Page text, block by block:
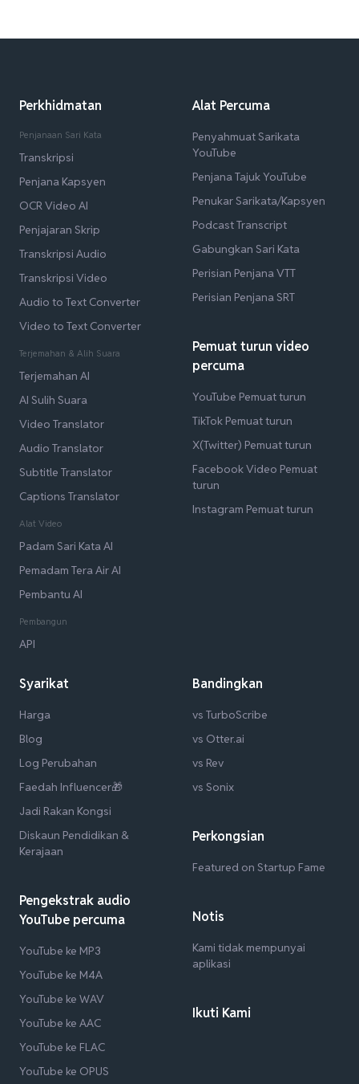
Perkhidmatan
Penjanaan Sari Kata
Transkripsi
Penjana Kapsyen
OCR Video AI
Penjajaran Skrip
Transkripsi Audio
Transkripsi Video
Audio to Text Converter
Video to Text Converter
Terjemahan & Alih Suara
Terjemahan AI
AI Sulih Suara
Video Translator
Audio Translator
Subtitle Translator
Captions Translator
Alat Video
Padam Sari Kata AI
Pemadam Tera Air AI
Pembantu AI
Pembangun
API
Alat Percuma
Penyahmuat Sarikata
YouTube
Penjana Tajuk YouTube
Penukar Sarikata/Kapsyen
Podcast Transcript
Gabungkan Sari Kata
Perisian Penjana VTT
Perisian Penjana SRT
Pemuat turun video
percuma
YouTube Pemuat turun
TikTok Pemuat turun
X(Twitter) Pemuat turun
Facebook Video Pemuat
turun
Instagram Pemuat turun
Syarikat
Harga
Blog
Log Perubahan
Faedah Influencer🎁
Jadi Rakan Kongsi
Diskaun Pendidikan &
Kerajaan
Pengekstrak audio
YouTube percuma
YouTube ke MP3
YouTube ke M4A
YouTube ke WAV
YouTube ke AAC
YouTube ke FLAC
YouTube ke OPUS
Bandingkan
vs TurboScribe
vs Otter.ai
vs Rev
vs Sonix
Perkongsian
Featured on Startup Fame
Notis
Kami tidak mempunyai
aplikasi
Ikuti Kami